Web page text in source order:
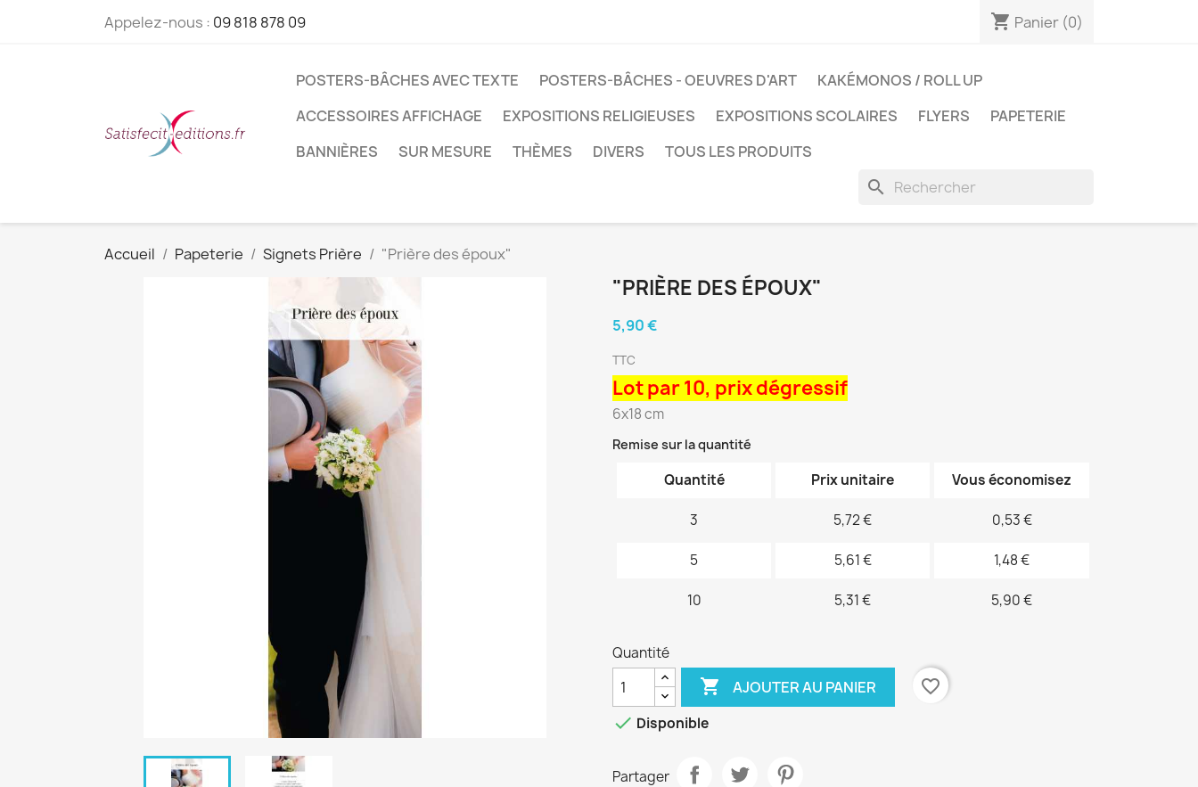
Appelez-nous : 09 818 878 09 shopping_cart Panier (0)
POSTERS-BÂCHES AVEC TEXTE POSTERS-BÂCHES - OEUVRES D'ART
KAKÉMONOS / ROLL UP
ACCESSOIRES AFFICHAGE
EXPOSITIONS RELIGIEUSES EXPOSITIONS SCOLAIRES FLYERS
PAPETERIE
BANNIÈRES
SUR MESURE THÈMES DIVERS TOUS LES PRODUITS
search
Accueil Papeterie Signets Prière "Prière des époux"
"PRIÈRE DES ÉPOUX"
5,90 €
TTC
Lot par 10, prix dégressif
6x18 cm
Remise sur la quantité
Quantité Prix unitaire Vous économisez
3 5,72 € 0,53 €
5 5,61 € 1,48 €
10 5,31 € 5,90 €
Quantité
 AJOUTER AU PANIER
favorite_border
 Disponible
Partager